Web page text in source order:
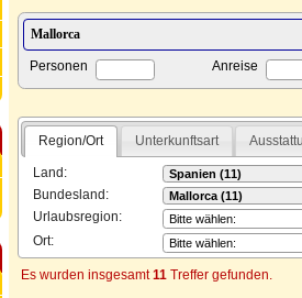
Personen Anreise
Region/Ort Unterkunftsart
Land:
Bundesland:
Urlaubsregion:
Ort:
Es wurden insgesamt11 Treffer gefunden.